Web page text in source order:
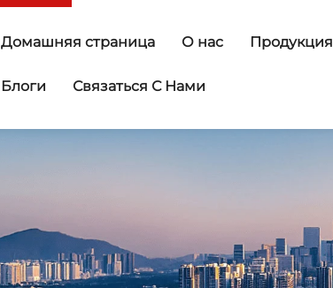
Домашняя страница О нас Продукция
Блоги Связаться С Нами